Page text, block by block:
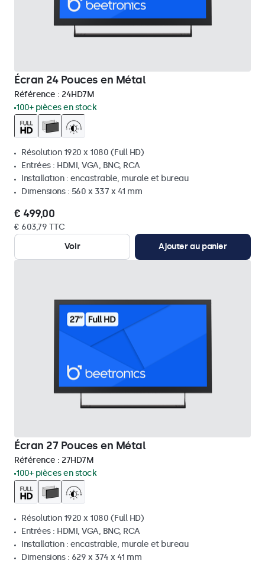
Écran 24 Pouces en Métal
Référence : 24HD7M
100+ pièces en stock
Résolution 1920 x 1080 (Full HD)
Entrées : HDMI, VGA, BNC, RCA
Installation : encastrable, murale et bureau
Dimensions : 560 x 337 x 41 mm
€ 499,00
€ 603,79 TTC
Voir
Ajouter au panier
Écran 27 Pouces en Métal
Référence : 27HD7M
100+ pièces en stock
Résolution 1920 x 1080 (Full HD)
Entrées : HDMI, VGA, BNC, RCA
Installation : encastrable, murale et bureau
Dimensions : 629 x 374 x 41 mm